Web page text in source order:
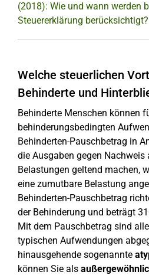
(2018): Wie und wann werden
Steuererklärung berücksichtigt?
Welche steuerlichen
Behinderte und
Behinderte Menschen können
behinderungsbedingten
Behinderten-Pauschbetrag in
die Ausgaben gegen
Belastungen geltend machen,
eine zumutbare Belastung
Behinderten-Pauschbetrag
der Behinderung und beträgt
Mit dem Pauschbetrag sind
typischen Aufwendungen
hinausgehende sogenannte
können Sie als